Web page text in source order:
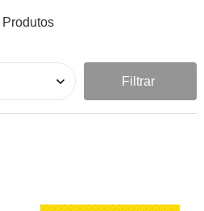
Filtrar